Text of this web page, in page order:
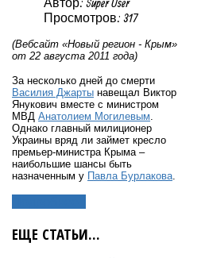
Просмотров: 317
(Вебсайт «Новый регион - Крым»
от 22 августа 2011 года)
За несколько дней до смерти
Василия Джарты навещал Виктор
Янукович вместе с министром
МВД Анатолием Могилевым
Однако главный милиционер
Украины вряд ли займет кресло
премьер-министра Крыма –
наибольшие шансы быть
назначенным у Павла Бурлакова
ЕЩЕ СТАТЬИ...